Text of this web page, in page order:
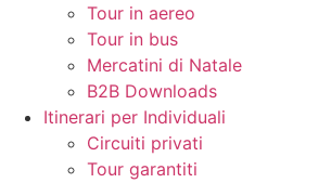
Tour in aereo
Tour in bus
Mercatini di Natale
B2B Downloads
Itinerari per Individuali
Circuiti privati
Tour garantiti